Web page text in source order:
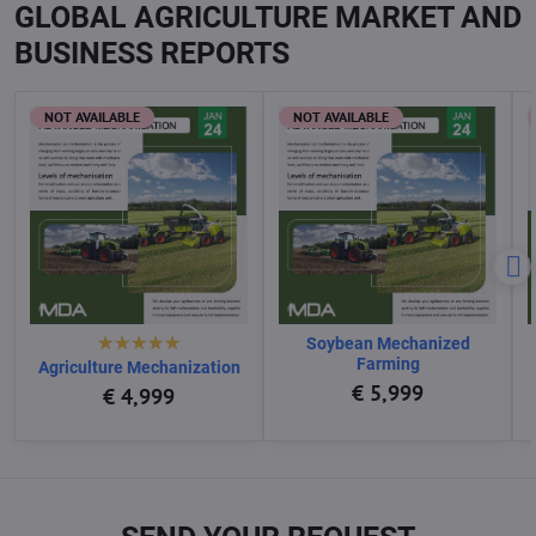
GLOBAL AGRICULTURE MARKET AND
BUSINESS REPORTS
NOT AVAILABLE
Agriculture Mechanization
€ 4,999
NOT AVAILABLE
Soybean Mechanized
Farming
€ 5,999